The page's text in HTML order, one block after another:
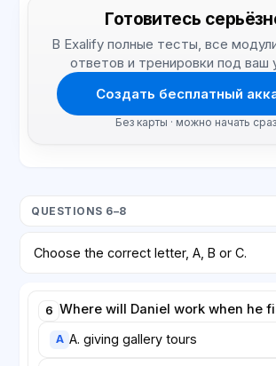
Готовитесь
В Exalify полные тесты, все
ответов и тренировки под ваш
Создать бесплатный
Без карты · можно начать
QUESTIONS 6–8
Choose the correct letter, A, B or C.
6 Where will Daniel work when he
A A. giving gallery tours